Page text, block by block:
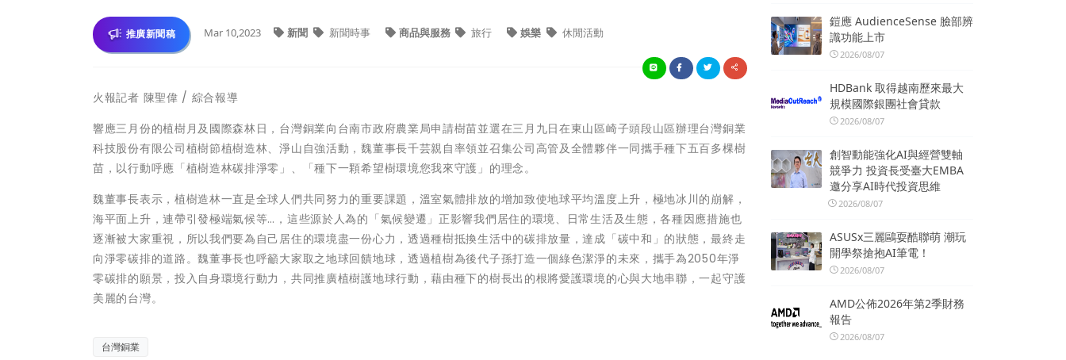
推廣新聞稿 Mar 10,2023 新聞 新聞時事 商品與服務 旅行 娛樂 休閒活動
火報記者 陳聖偉 / 綜合報導
響應三月份的植樹月及國際森林日，台灣銅業向台南市政府農業局申請樹苗並選在三月九日在東山區崎子頭段山區辦理台灣銅業
科技股份有限公司植樹節植樹造林、淨山自強活動，魏董事長千芸親自率領並召集公司高管及全體夥伴一同攜手種下五百多棵樹
苗，以行動呼應「植樹造林碳排淨零」、「種下一顆希望樹環境您我來守護」的理念。
魏董事長表示，植樹造林一直是全球人們共同努力的重要課題，溫室氣體排放的增加致使地球平均溫度上升，極地冰川的崩解，
海平面上升，連帶引發極端氣候等…，這些源於人為的「氣候變遷」正影響我們居住的環境、日常生活及生態，各種因應措施也
逐漸被大家重視，所以我們要為自己居住的環境盡一份心力，透過種樹抵換生活中的碳排放量，達成「碳中和」的狀態，最終走
向淨零碳排的道路。魏董事長也呼籲大家取之地球回饋地球，透過植樹為後代子孫打造一個綠色潔淨的未來，攜手為2050年淨
零碳排的願景，投入自身環境行動力，共同推廣植樹護地球行動，藉由種下的樹長出的根將愛護環境的心與大地串聯，一起守護
美麗的台灣。
台灣銅業
鎧應 AudienceSense 臉部辨
識功能上市
2026/08/07
HDBank 取得越南歷來最大
規模國際銀團社會貸款
2026/08/07
創智動能強化AI與經營雙軸
競爭力 投資長受臺大EMBA
邀分享AI時代投資思維
2026/08/07
ASUSx三麗鷗耍酷聯萌 潮玩
開學祭搶抱AI筆電！
2026/08/07
AMD公佈2026年第2季財務
報告
2026/08/07